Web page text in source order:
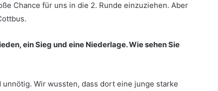
Chance für uns in die 2. Runde einzuziehen. Aber
ein Sieg und eine Niederlage. Wie sehen Sie
Wir wussten, dass dort eine junge starke